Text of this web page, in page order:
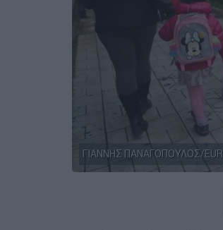
ΓΙΑΝΝΗΣ ΠΑΝΑΓΟΠΟΥΛΟΣ/